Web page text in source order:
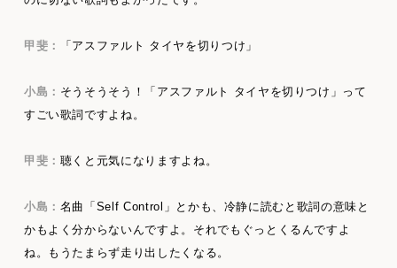
甲斐： 「アスファルト タイヤを切りつけ」
小島： そうそうそう！「アスファルト タイヤを切りつけ」って
すごい歌詞ですよね。
甲斐： 聴くと元気になりますよね。
小島： 名曲「Self Control」とかも、冷静に読むと歌詞の意味と
かもよく分からないんですよ。それでもぐっとくるんですよ
ね。もうたまらず走り出したくなる。